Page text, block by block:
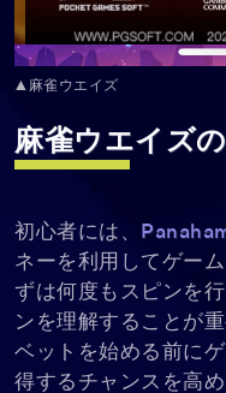
▲麻雀ウエイズ
麻雀ウエイズ
初心者には、
ネーを利用してゲー
ずは何度もスピンを
ンを理解することが
ベットを始める前に
得するチャンスを高